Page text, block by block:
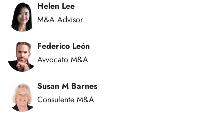
Helen Lee
M&A Advisor
Federico León
Avvocato M&A
Susan M Barnes
Consulente M&A